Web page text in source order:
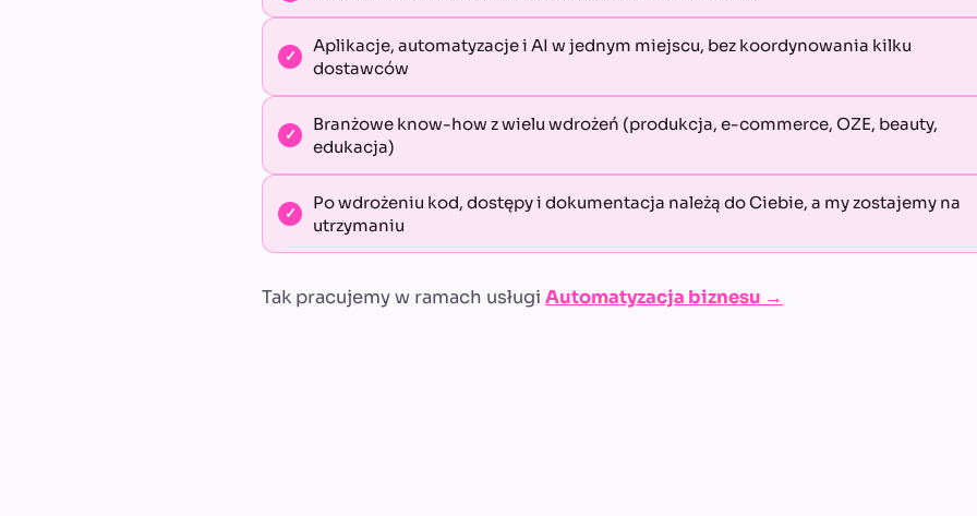
Aplikacje, automatyzacje i AI w jednym miejscu, bez koordynowania kilku
dostawców
Branżowe know-how z wielu wdrożeń (produkcja, e-commerce, OZE, beauty,
edukacja)
Po wdrożeniu kod, dostępy i dokumentacja należą do Ciebie, a my zostajemy na
utrzymaniu
Tak pracujemy w ramach usługi Automatyzacja biznesu →